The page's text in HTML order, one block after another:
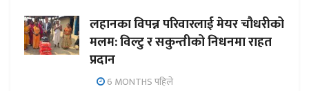
लहानका विपन्न परिवारलाई मेयर चौधरीको
मलम: विल्टु र सकुन्तीको निधनमा राहत
प्रदान
6 MONTHS पहिले